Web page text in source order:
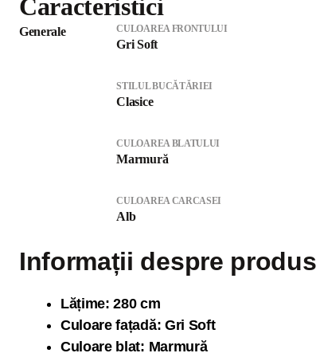
Caracteristici
Generale CULOAREA FRONTULUI
Gri Soft
STILUL BUCĂTĂRIEI
Clasice
CULOAREA BLATULUI
Marmură
CULOAREA CARCASEI
Alb
Informații despre produs
Lățime: 280 cm
Culoare fațadă: Gri Soft
Culoare blat: Marmură